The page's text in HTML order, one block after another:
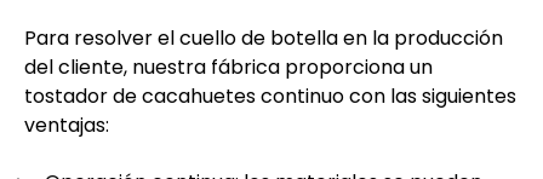
Para resolver el cuello de botella en la producción
del cliente, nuestra fábrica proporciona un
tostador de cacahuetes continuo con las siguientes
ventajas: